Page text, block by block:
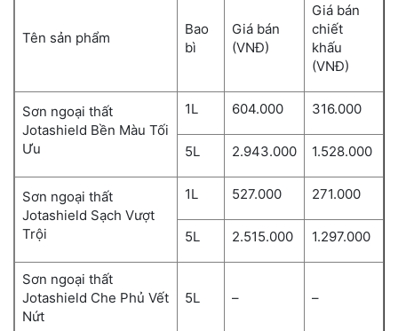
Tên sản phẩm
Bao
bì
Giá bán
(VNĐ)
Giá bán
chiết
khấu
(VNĐ)
Sơn ngoại thất
Jotashield Bền Màu Tối
Ưu
1L 604.000 316.000
5L 2.943.000 1.528.000
Sơn ngoại thất
Jotashield Sạch Vượt
Trội
1L 527.000 271.000
5L 2.515.000 1.297.000
Sơn ngoại thất
Jotashield Che Phủ Vết
Nứt
5L – –